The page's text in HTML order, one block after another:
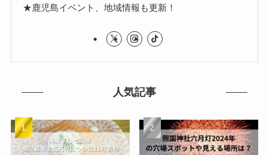
★鹿児島イベント、地域情報も更新！
人気記事